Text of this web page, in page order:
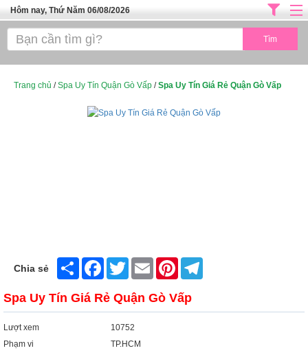
Hôm nay, Thứ Năm 06/08/2026
Trang chủ
SPA TPHCM
Trang chủ /Spa Uy Tín Quận Gò Vấp /Spa Uy Tín Giá Rẻ Quận Gò Vấp
Chia sẻ Share FacebookTwitter Email Pinterest
Spa Uy Tín Giá Rẻ Quận Gò Vấp
Lượt xem
10752
Phạm vi
TP.HCM